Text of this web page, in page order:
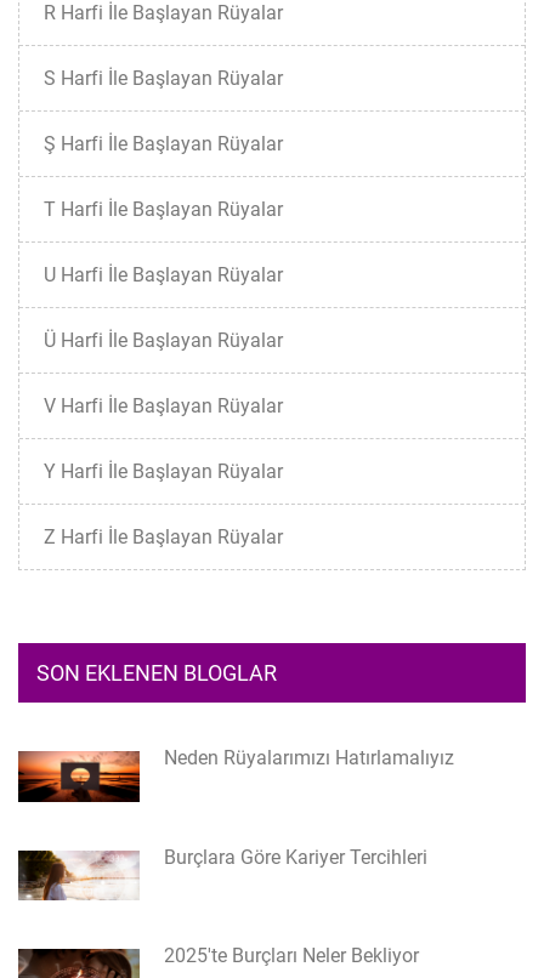
R Harfi İle Başlayan Rüyalar
S Harfi İle Başlayan Rüyalar
Ş Harfi İle Başlayan Rüyalar
T Harfi İle Başlayan Rüyalar
U Harfi İle Başlayan Rüyalar
Ü Harfi İle Başlayan Rüyalar
V Harfi İle Başlayan Rüyalar
Y Harfi İle Başlayan Rüyalar
Z Harfi İle Başlayan Rüyalar
SON EKLENEN BLOGLAR
Neden Rüyalarımızı Hatırlamalıyız
Burçlara Göre Kariyer Tercihleri
2025'te Burçları Neler Bekliyor